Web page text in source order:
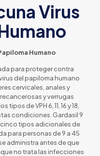
Virus
Humano
para proteger contra
del papiloma humano
cervicales, anales y
y verrugas
de VPH 6, 11, 16 y 18,
condiciones. Gardasil 9
tipos adicionales de
para personas de 9 a 45
administra antes de que
no trata las infecciones